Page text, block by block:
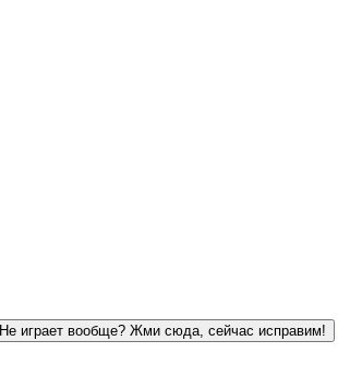
Не играет вообще? Жми сюда, сейчас исправим!